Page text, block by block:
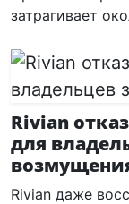
затрагивает
Rivian
для
Rivian даже